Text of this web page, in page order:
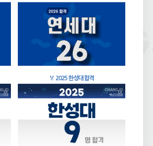
🏅 2025 한성대 합격